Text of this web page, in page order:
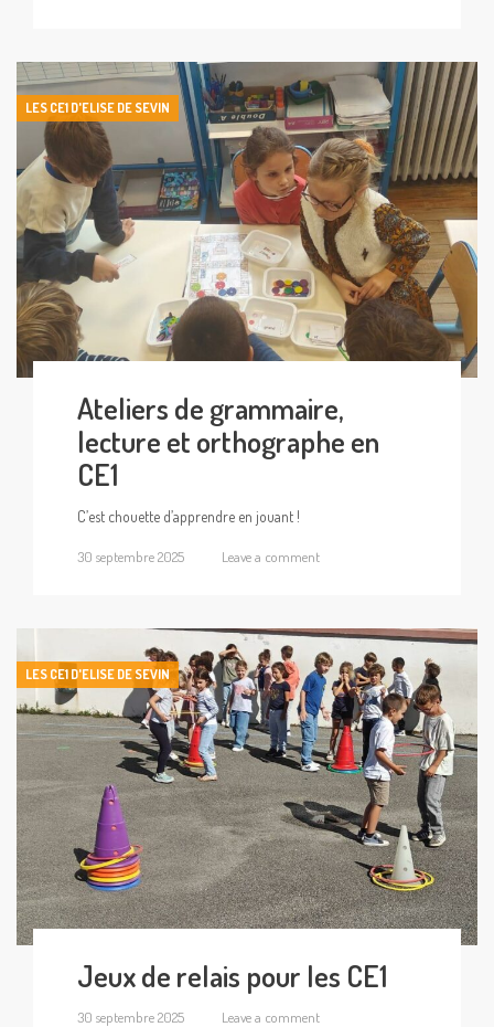
LES CE1 D'ELISE DE SEVIN
Ateliers de grammaire,
lecture et orthographe en
CE1
C’est chouette d’apprendre en jouant !
30 septembre 2025 Leave a comment
LES CE1 D'ELISE DE SEVIN
Jeux de relais pour les CE1
30 septembre 2025 Leave a comment